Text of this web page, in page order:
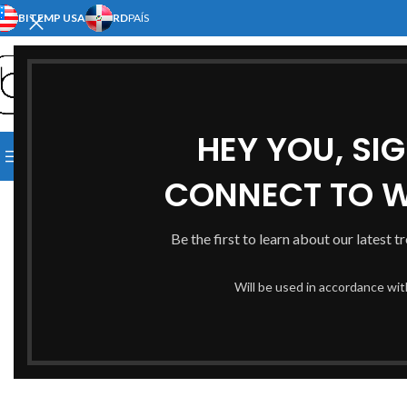
HEY YOU,
CONNECT TO
Be the first to learn about our latest
Will be used in accordance
BITEMP USA RDPAÍS
[:EN]HOME[:ES]INICIO[:]
Click to enlarge